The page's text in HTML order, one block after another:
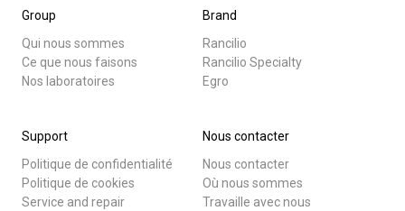
Group
Qui nous sommes
Ce que nous faisons
Nos laboratoires
Brand
Rancilio
Rancilio Specialty
Egro
Support
Politique de confidentialité
Politique de cookies
Service and repair
Nous contacter
Nous contacter
Où nous sommes
Travaille avec nous